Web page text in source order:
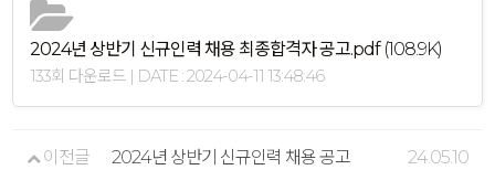
2024년 상반기 신규인력 채용 최종합격자 공고.pdf(108.9K)
133회 다운로드 | DATE : 2024-04-11 13:48:46
이전글 2024년 상반기 신규인력 채용 공고 24.05.10